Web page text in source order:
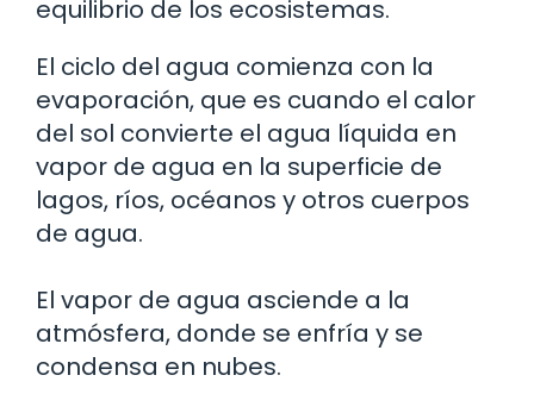
equilibrio de los ecosistemas.
El ciclo del agua comienza con la
evaporación, que es cuando el calor
del sol convierte el agua líquida en
vapor de agua en la superficie de
lagos, ríos, océanos y otros cuerpos
de agua.
El vapor de agua asciende a la
atmósfera, donde se enfría y se
condensa en nubes.